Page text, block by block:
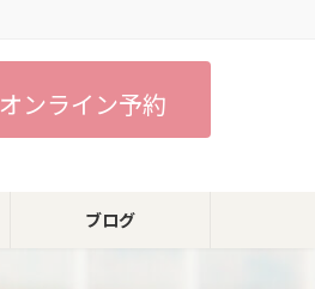
オンライン予約
ブログ